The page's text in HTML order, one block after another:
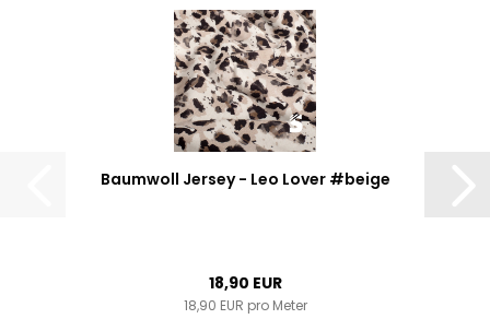
Baumwoll Jersey - Leo Lover #beige
18,90 EUR
18,90 EUR pro Meter